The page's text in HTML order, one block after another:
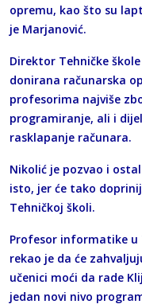
opremu, kao što su
je Marjanović.
Direktor Tehničke
donirana računarska
profesorima najviše
programiranje, ali i
rasklapanje računara.
Nikolić je pozvao i
isto, jer će tako
Tehničkoj školi.
Profesor informatike u
rekao je da će
učenici moći da rade
jedan novi nivo